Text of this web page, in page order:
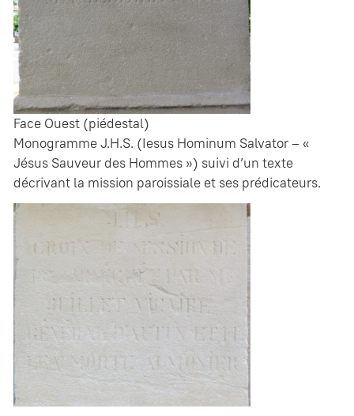
Face Ouest (piédestal)
Monogramme J.H.S. (Iesus Hominum Salvator – «
Jésus Sauveur des Hommes ») suivi d’un texte
décrivant la mission paroissiale et ses prédicateurs.